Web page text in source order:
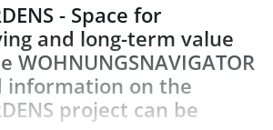
- Space for
and long-term value
WOHNUNGSNAVIGATOR
information on the
project can be